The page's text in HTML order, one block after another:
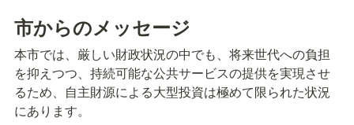
市からのメッセージ
本市では、厳しい財政状況の中でも、将来世代への負担
を抑えつつ、持続可能な公共サービスの提供を実現させ
るため、自主財源による大型投資は極めて限られた状況
にあります。